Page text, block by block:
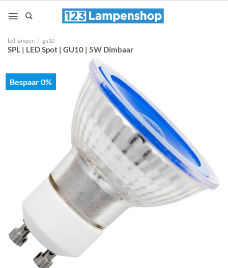
naar
led lampen / gu10
SPL | LED Spot | GU10 | 5W Dimbaar
Bespaar 0%